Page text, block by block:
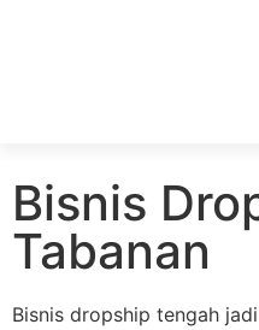
Bisnis
Tabanan
Bisnis dropship tengah